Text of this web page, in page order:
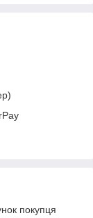
покупця